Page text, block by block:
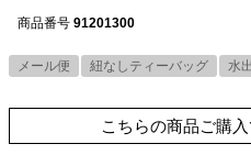
商品番号 91201300
メール便 紐なしティーバッグ 水
こちらの商品ご購